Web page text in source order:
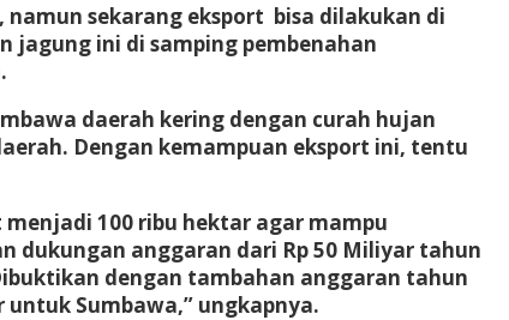
sekarang eksport bisa dilakukan di
jagung ini di samping pembenahan
daerah kering dengan curah hujan
Dengan kemampuan eksport ini, tentu
100 ribu hektar agar mampu
dukungan anggaran dari Rp 50 Miliyar tahun
dengan tambahan anggaran tahun
Sumbawa,” ungkapnya.